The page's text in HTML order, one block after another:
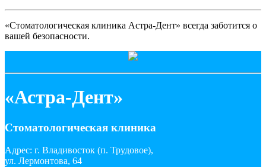
«Стоматологическая клиника Астра-Дент» всегда заботится о
вашей безопасности.
«Астра-Дент»
Стоматологическая клиника
Адрес: г. Владивосток (п. Трудовое),
ул. Лермонтова, 64